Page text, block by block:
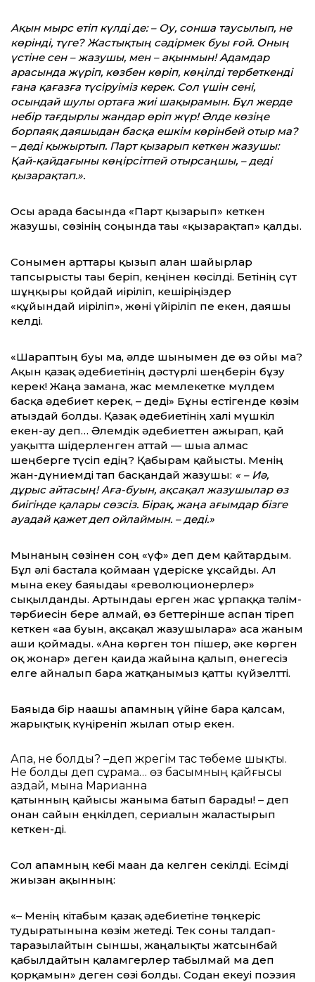
Ақын мырс етіп күлді де: – Оу, сонша таусылып, не
көрінді, түге? Жастықтың сәдірмек буы ғой. Оның
үстіне сен – жазушы, мен – ақынмын! Адамдар
арасында жүріп, көзбен көріп, көңілді тербеткенді
ғана қағазға түсіруіміз керек. Сол үшін сені,
осындай шулы ортаға жиі шақырамын. Бұл жерде
небір тағдырлы жандар өріп жүр! Әлде көзіңе
борпаяқ даяшыдан басқа ешкім көрінбей отыр ма?
– деді қыжыртып. Парт қызарып кеткен жазушы:
Қай-қайдағыны көңірсітпей отырсаңшы, – деді
қызарақтап.».
Осы арада басында «Парт қызарып» кеткен
жазушы, сөзінің соңында тағы «қызарақтап» қалды.
Сонымен арттары қызып алған шайырлар
тапсырысты тағы беріп, кеңінен көсілді. Бетінің сүт
шұңқыры қойдай иіріліп, кешіріңіздер
«құйындай иіріліп», жөні үйіріліп пе екен, даяшы
келді.
«Шараптың буы ма, әлде шынымен де өз ойы ма?
Ақын қазақ әдебиетінің дәстүрлі шеңберін бұзу
керек! Жаңа заманға, жас мемлекетке мүлдем
басқа әдебиет керек, – деді» Бұны естігенде көзім
атыздай болды. Қазақ әдебиетінің халі мүшкіл
екен-ау деп… Әлемдік әдебиеттен ажырап, қай
уақытта шідерленген аттай — шыға алмас
шеңберге түсіп едің? Қабырғам қайысты. Менің
жан-дүниемді тап басқандай жазушы: « – Иә,
дұрыс айтасың! Аға-буын, ақсақал жазушылар өз
биігінде қалары сөзсіз. Бірақ, жаңа ағымдар бізге
ауадай қажет деп ойлаймын. – деді.»
Мынаның сөзінен соң «үф» деп дем қайтардым.
Бұл әлі бастала қоймаған үдеріске ұқсайды. Ал
мына екеу баяғыдағы «революционерлер»
сықылданды. Артындағы ерген жас ұрпаққа тәлім-
тәрбиесін бере алмай, өз беттерінше аспан тіреп
кеткен «аға буын, ақсақал жазушыларға» аса жаным
аши қоймады. «Ана көрген тон пішер, әке көрген
оқ жонар» деген қағида жайына қалып, өнегесіз
елге айналып бара жатқанымыз қатты күйзелтті.
Баяғыда бір нағашы апамның үйіне бара қалсам,
жарықтық күңіреніп жылап отыр екен.
Апа, не болды? –деп жүрегім тас төбеме шықты.
Не болды деп сұрама… өз басымның қайғысы
аздай, мына Марианна
қатынның қайғысы жаныма батып барады! – деп
онан сайын еңкілдеп, сериалын жалғастырып
кеткен-ді.
Сол апамның кебі маған да келген секілді. Есімді
жиғызған ақынның:
«– Менің кітабым қазақ әдебиетіне төңкеріс
тудыратынына көзім жетеді. Тек соны талдап-
таразылайтын сыншы, жаңалықты жатсынбай
қабылдайтын қаламгерлер табылмай ма деп
қорқамын» деген сөзі болды. Содан екеуі поэзия